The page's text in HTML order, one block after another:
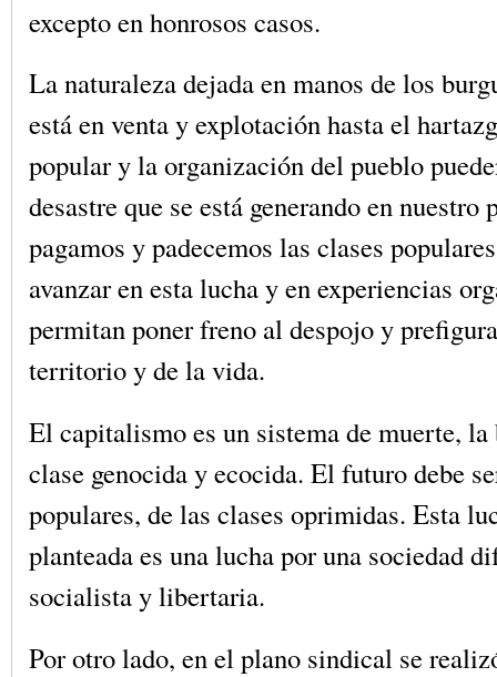
excepto en honrosos casos.
La naturaleza dejada en manos de los
está en venta y explotación hasta el
popular y la organización del pueblo
desastre que se está generando en nuestro
pagamos y padecemos las clases
avanzar en esta lucha y en experiencias
permitan poner freno al despojo y
territorio y de la vida.
El capitalismo es un sistema de muerte, la
clase genocida y ecocida. El futuro debe
populares, de las clases oprimidas. Esta
planteada es una lucha por una sociedad
socialista y libertaria.
Por otro lado, en el plano sindical se